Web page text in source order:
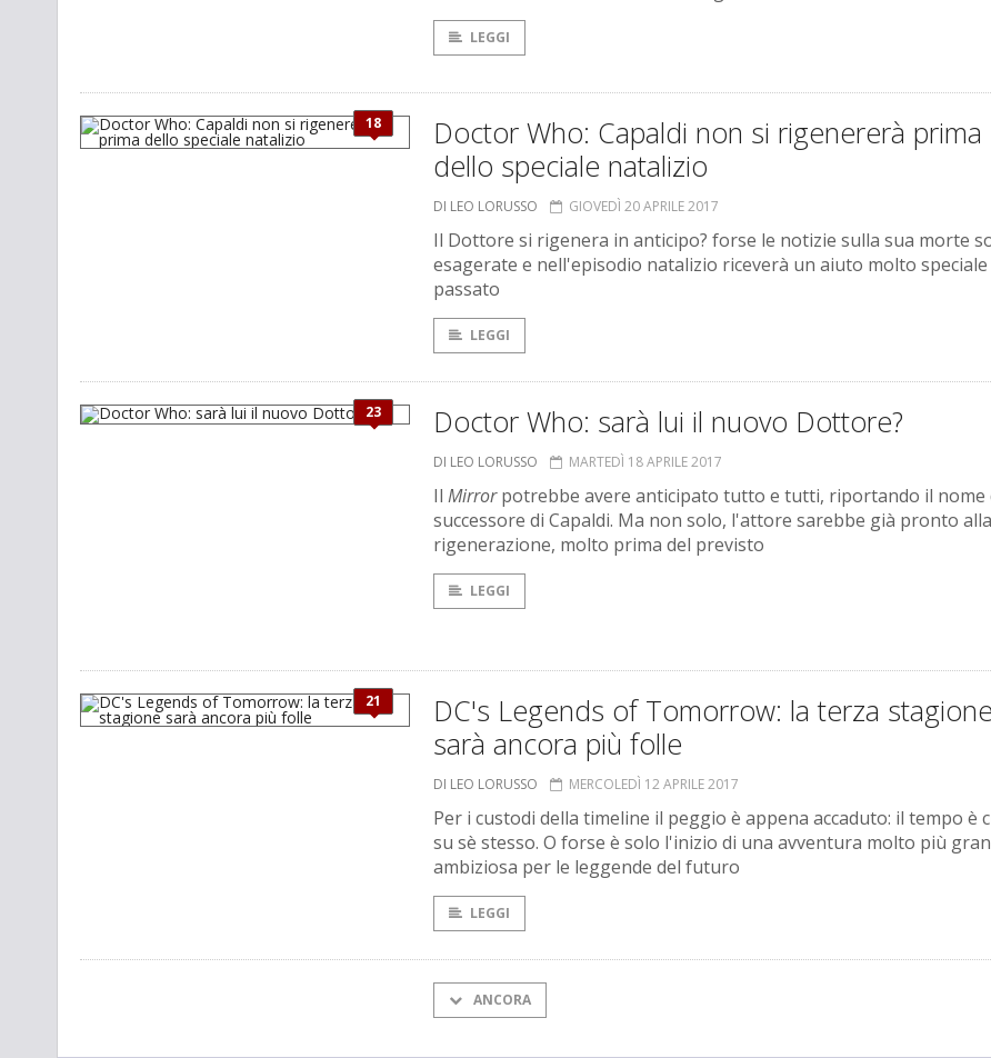
LEGGI
18
Doctor Who: Capaldi non si rigenererà prima
dello speciale natalizio
DI LEO LORUSSO GIOVEDÌ 20 APRILE 2017
Il Dottore si rigenera in anticipo? forse le notizie sulla sua morte
esagerate e nell'episodio natalizio riceverà un aiuto molto speciale
passato
LEGGI
23 Doctor Who: sarà lui il nuovo Dottore?
DI LEO LORUSSO MARTEDÌ 18 APRILE 2017
Il Mirrorpotrebbe avere anticipato tutto e tutti, riportando il nome
successore di Capaldi. Ma non solo, l'attore sarebbe già pronto alla
rigenerazione, molto prima del previsto
LEGGI
21
DC's Legends of Tomorrow: la terza stagione
sarà ancora più folle
DI LEO LORUSSO MERCOLEDÌ 12 APRILE 2017
Per i custodi della timeline il peggio è appena accaduto: il tempo è
su sè stesso. O forse è solo l'inizio di una avventura molto più
ambiziosa per le leggende del futuro
LEGGI
ANCORA